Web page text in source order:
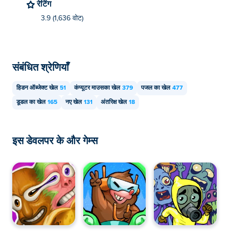
रेटिंग
3.9 (1,636 वोट)
संबंधित श्रेणियाँ
हिडन ऑब्जेक्ट खेल 51 कंप्यूटर माउसका खेल 379 पजल का खेल 477
डूडल का खेल 165 नए खेल 131 अंतरिक्ष खेल 18
इस डेवलपर के और गेम्स